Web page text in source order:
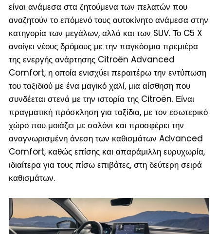
είναι ανάμεσα στα ζητούμενα των πελατών που
αναζητούν το επόμενό τους αυτοκίνητο ανάμεσα στην
κατηγορία των μεγάλων, αλλά και των SUV. Το C5 X
ανοίγει νέους δρόμους με την παγκόσμια πρεμιέρα
της ενεργής ανάρτησης Citroën Advanced
Comfort, η οποία ενισχύει περαιτέρω την εντύπωση
του ταξιδιού με ένα μαγικό χαλί, μια αίσθηση που
συνδέεται στενά με την ιστορία της Citroën. Είναι
πραγματική πρόσκληση για ταξίδια, με τον εσωτερικό
χώρο που μοιάζει με σαλόνι και προσφέρει την
αναγνωρισμένη άνεση των καθισμάτων Advanced
Comfort, καθώς επίσης και απαράμιλλη ευρυχωρία,
ιδιαίτερα για τους πίσω επιβάτες, στη δεύτερη σειρά
καθισμάτων.